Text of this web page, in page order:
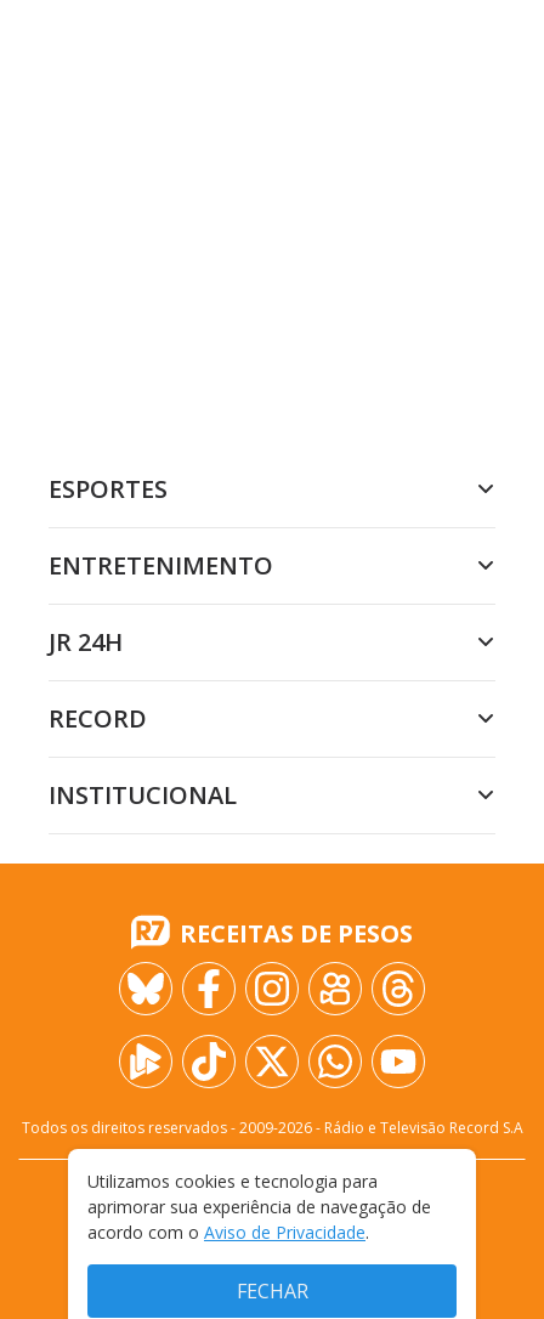
ESPORTES
ENTRETENIMENTO
JR 24H
RECORD
INSTITUCIONAL
RECEITAS DE PESOS
Todos os direitos reservados - 2009-2026- Rádio e Televisão Record S.A
FALE CONOSCO
PRIVACIDADE
TERMOS E CONDIÇÕES DE USO
Utilizamos cookies e tecnologia para
aprimorar sua experiência de navegação de
acordo com o Aviso de Privacidade.
FECHAR